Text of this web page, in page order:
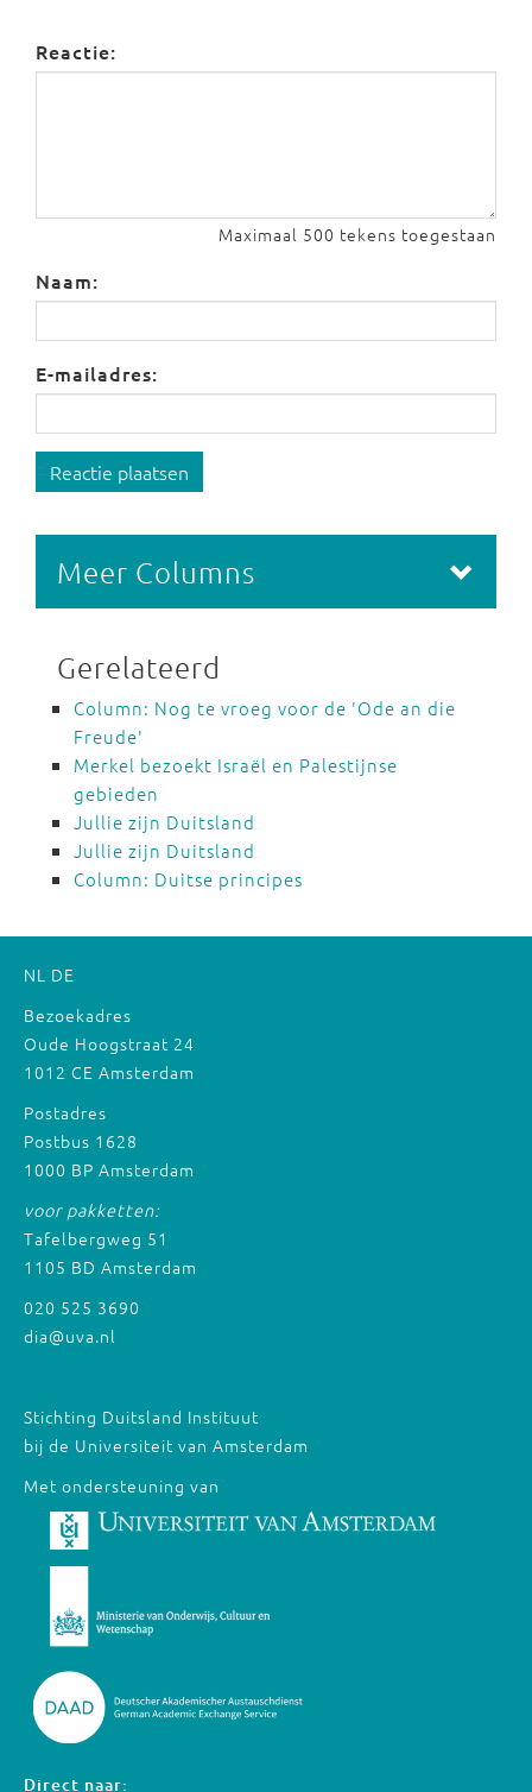
Reactie:
Maximaal 500 tekens toegestaan
Naam:
E-mailadres:
Reactie plaatsen
Meer Columns
Gerelateerd
Column: Nog te vroeg voor de 'Ode an die
Freude'
Merkel bezoekt Israël en Palestijnse
gebieden
Jullie zijn Duitsland
Jullie zijn Duitsland
Column: Duitse principes
NL DE
Bezoekadres
Oude Hoogstraat 24
1012 CE Amsterdam
Postadres
Postbus 1628
1000 BP Amsterdam
voor pakketten:
Tafelbergweg 51
1105 BD Amsterdam
020 525 3690
dia@uva.nl
Stichting Duitsland Instituut
bij de Universiteit van Amsterdam
Met ondersteuning van
Direct naar: